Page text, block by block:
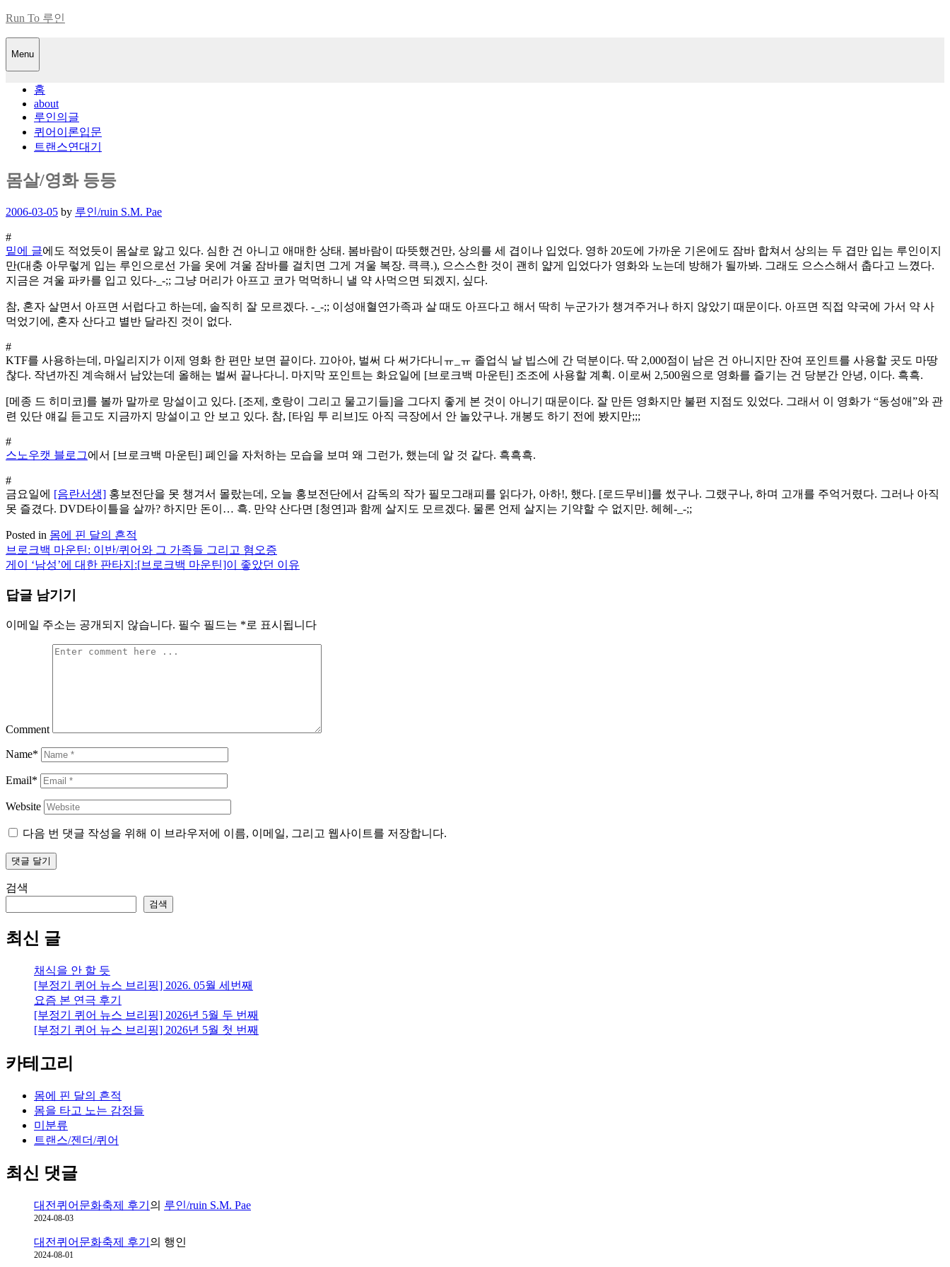
Skip
content
Run To 루인
Menu
홈
about
루인의글
퀴어이론입문
트랜스연대기
몸살/영화 등등
Posted
2006-03-05 by 루인/ruin S.M. Pae
#
밑에 글에도 적었듯이 몸살로 앓고 있다. 심한 건 아니고 애매한 상태. 봄바람이 따뜻했건만, 상의를 세 겹이나 입었다. 영하 20도에 가까운 기온에도 잠바 합쳐서 상의는 두 겹만 입는 루인이지
만(대충 아무렇게 입는 루인으로선 가을 옷에 겨울 잠바를 걸치면 그게 겨울 복장. 큭큭.), 으스스한 것이 괜히 얇게 입었다가 영화와 노는데 방해가 될까봐. 그래도 으스스해서 춥다고 느꼈다.
지금은 겨울 파카를 입고 있다-_-;; 그냥 머리가 아프고 코가 먹먹하니 낼 약 사먹으면 되겠지, 싶다.
참, 혼자 살면서 아프면 서럽다고 하는데, 솔직히 잘 모르겠다. -_-;; 이성애혈연가족과 살 때도 아프다고 해서 딱히 누군가가 챙겨주거나 하지 않았기 때문이다. 아프면 직접 약국에 가서 약 사
먹었기에, 혼자 산다고 별반 달라진 것이 없다.
#
KTF를 사용하는데, 마일리지가 이제 영화 한 편만 보면 끝이다. 끄아아, 벌써 다 써가다니ㅠ_ㅠ 졸업식 날 빕스에 간 덕분이다. 딱 2,000점이 남은 건 아니지만 잔여 포인트를 사용할 곳도 마땅
찮다. 작년까진 계속해서 남았는데 올해는 벌써 끝나다니. 마지막 포인트는 화요일에 [브로크백 마운틴] 조조에 사용할 계획. 이로써 2,500원으로 영화를 즐기는 건 당분간 안녕, 이다. 흑흑.
[메종 드 히미코]를 볼까 말까로 망설이고 있다. [조제, 호랑이 그리고 물고기들]을 그다지 좋게 본 것이 아니기 때문이다. 잘 만든 영화지만 불편 지점도 있었다. 그래서 이 영화가 “동성애”와 관
련 있단 얘길 듣고도 지금까지 망설이고 안 보고 있다. 참, [타임 투 리브]도 아직 극장에서 안 놀았구나. 개봉도 하기 전에 봤지만;;;
#
스노우캣 블로그에서 [브로크백 마운틴] 폐인을 자처하는 모습을 보며 왜 그런가, 했는데 알 것 같다. 흑흑흑.
#
금요일에
[음란서생] 홍보전단을 못 챙겨서 몰랐는데, 오늘 홍보전단에서 감독의 작가 필모그래피를 읽다가, 아하!, 했다. [로드무비]를 썼구나. 그랬구나, 하며 고개를 주억거렸다. 그러나 아직
못 즐겼다. DVD타이틀을 살까? 하지만 돈이… 흑. 만약 산다면 [청연]과 함께 살지도 모르겠다. 물론 언제 살지는 기약할 수 없지만. 헤헤-_-;;
Posted in 몸에 핀 달의 흔적
글
탐
색
브로크백 마운틴: 이반/퀴어와 그 가족들 그리고 혐오증
게이 ‘남성’에 대한 판타지:[브로크백 마운틴]이 좋았던 이유
답글 남기기
이메일 주소는 공개되지 않습니다. 필수 필드는 *로 표시됩니다
Comment
Name*
Email*
Website
다음 번 댓글 작성을 위해 이 브라우저에 이름, 이메일, 그리고 웹사이트를 저장합니다.
검색
검색
최신 글
채식을 안 할 듯
[부정기 퀴어 뉴스 브리핑] 2026. 05월 세번째
요즘 본 연극 후기
[부정기 퀴어 뉴스 브리핑] 2026년 5월 두 번째
[부정기 퀴어 뉴스 브리핑] 2026년 5월 첫 번째
카테고리
몸에 핀 달의 흔적
몸을 타고 노는 감정들
미분류
트랜스/젠더/퀴어
최신 댓글
대전퀴어문화축제 후기 의 루인/ruin S.M. Pae
2024-08-03
대전퀴어문화축제 후기 의 행인
2024-08-01